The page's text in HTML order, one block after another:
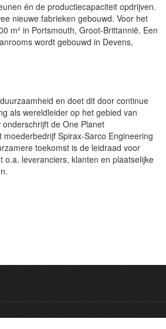
én de productiecapaciteit opdrijven.
nieuwe fabrieken gebouwd. Voor het
m² in Portsmouth, Groot-Brittannië. Een
wordt gebouwd in Devens,
en doet dit door continue
als wereldleider op het gebied van
de One Planet
Spirax-Sarco Engineering
toekomst is de leidraad voor
leveranciers, klanten en plaatselijke